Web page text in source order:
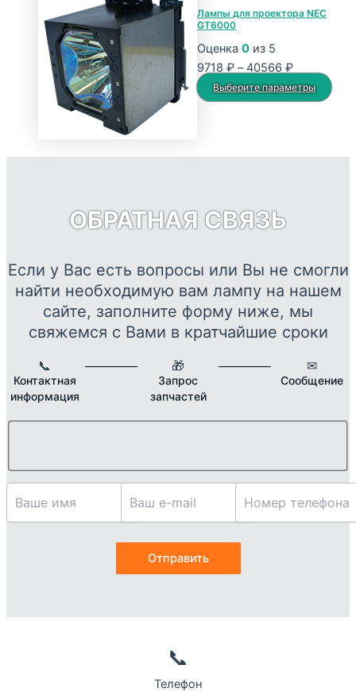
9718 ₽
40566 ₽
имеет
вариаций.
Опции
можно
выбрать
товара.
Лампы для проектора NEC
GT6000
Оценка 0 из 5
9718 ₽ – 40566 ₽Диапазон
цен:
9718 ₽
Выберите параметры
ОБРАТНАЯ СВЯЗЬ
Если у Вас есть вопросы или Вы не смогли
найти необходимую вам лампу на нашем
сайте, заполните форму ниже, мы
свяжемся с Вами в кратчайшие сроки
📞
Контактная
информация
🎁
Запрос
запчастей
✉
Сообщение
📞
Телефон